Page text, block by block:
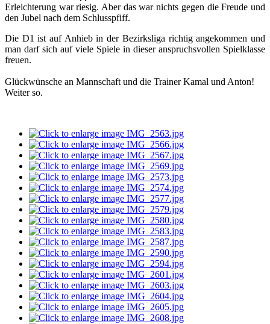
Erleichterung war riesig. Aber das war nichts gegen die Freude und
den Jubel nach dem Schlusspfiff.
Die D1 ist auf Anhieb in der Bezirksliga richtig angekommen und
man darf sich auf viele Spiele in dieser anspruchsvollen Spielklasse
freuen.
Glückwünsche an Mannschaft und die Trainer Kamal und Anton!
Weiter so.